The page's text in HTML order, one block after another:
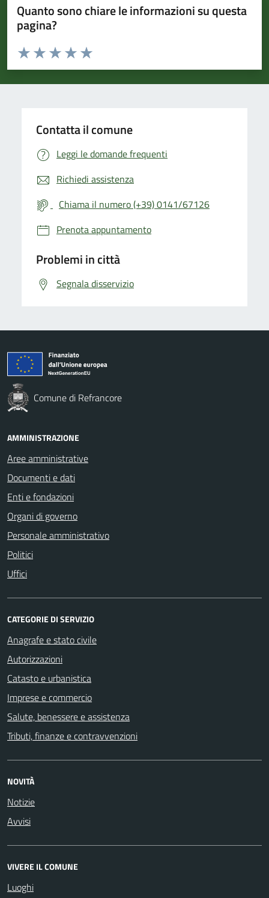
Quanto sono chiare le informazioni su questa
pagina?
Valuta da 1 a 5 stelle la pagina
Valuta 5 stelle su 5
Valuta 4 stelle su 5
Valuta 3 stelle su 5
Valuta 2 stelle su 5
Valuta 1 stelle su 5
Contatta il comune
Leggi le domande frequenti
Richiedi assistenza
Chiama il numero (+39) 0141/67126
Prenota appuntamento
Problemi in città
Segnala disservizio
Comune di Refrancore
AMMINISTRAZIONE
Aree amministrative
Documenti e dati
Enti e fondazioni
Organi di governo
Personale amministrativo
Politici
Uffici
CATEGORIE DI SERVIZIO
Anagrafe e stato civile
Autorizzazioni
Catasto e urbanistica
Imprese e commercio
Salute, benessere e assistenza
Tributi, finanze e contravvenzioni
NOVITÀ
Notizie
Avvisi
VIVERE IL COMUNE
Luoghi